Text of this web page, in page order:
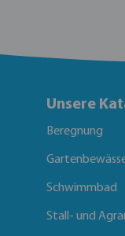
Unsere
Beregnung
Schwimmbad
Stall- und